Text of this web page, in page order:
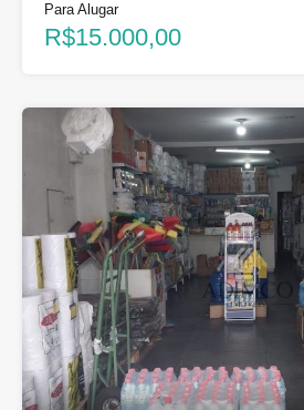
Para Alugar
R$15.000,00